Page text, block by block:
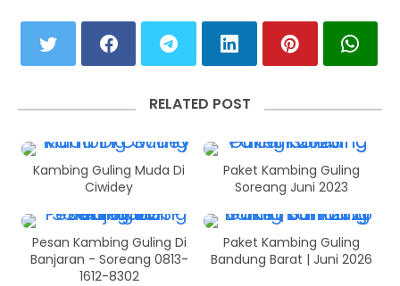
RELATED POST
Kambing Guling Muda Di
Ciwidey
Paket Kambing Guling
Soreang Juni 2023
Pesan Kambing Guling Di
Banjaran - Soreang 0813-
1612-8302
Paket Kambing Guling
Bandung Barat | Juni 2026